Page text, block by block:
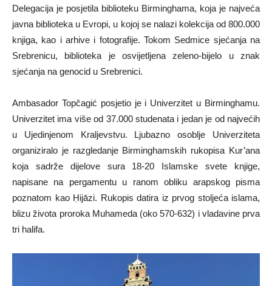
Delegacija je posjetila biblioteku Birminghama, koja je najveća
javna biblioteka u Evropi, u kojoj se nalazi kolekcija od 800.000
knjiga, kao i arhive i fotografije. Tokom Sedmice sjećanja na
Srebrenicu, biblioteka je osvijetljena zeleno-bijelo u znak
sjećanja na genocid u Srebrenici.
Ambasador Topčagić posjetio je i Univerzitet u Birminghamu.
Univerzitet ima više od 37.000 studenata i jedan je od najvećih
u Ujedinjenom Kraljevstvu. Ljubazno osoblje Univerziteta
organiziralo je razgledanje Birminghamskih rukopisa Kur’ana
koja sadrže dijelove sura 18-20 Islamske svete knjige,
napisane na pergamentu u ranom obliku arapskog pisma
poznatom kao Ḥijāzi. Rukopis datira iz prvog stoljeća islama,
blizu života proroka Muhameda (oko 570-632) i vladavine prva
tri halifa.